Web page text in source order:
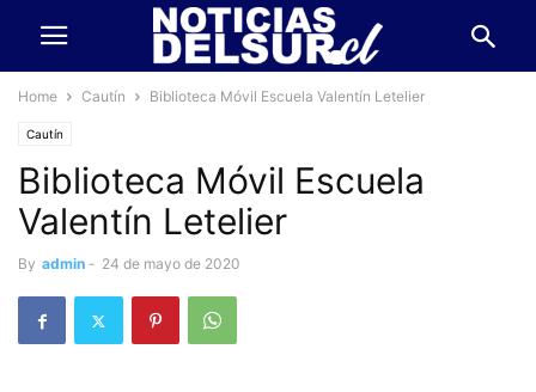
Home Cautín Biblioteca Móvil Escuela Valentín Letelier
Cautín
Biblioteca Móvil Escuela
Valentín Letelier
By admin - 24 de mayo de 2020